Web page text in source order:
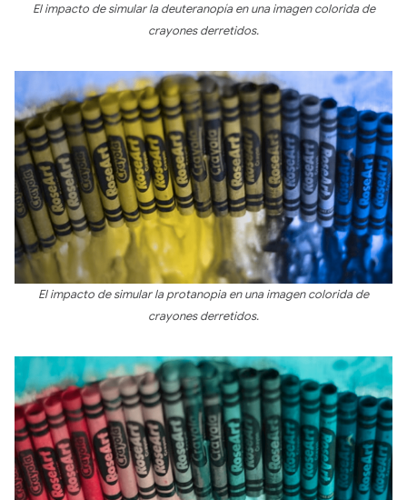
El impacto de simular la deuteranopía en una imagen colorida de
crayones derretidos.
El impacto de simular la protanopia en una imagen colorida de
crayones derretidos.